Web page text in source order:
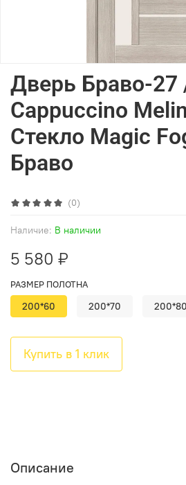
(0)
Наличие: В наличии
Дверь Браво-27
Cappuccino
Стекло Magic
Браво
5 580 ₽
Купить в 1 клик
РАЗМЕР ПОЛОТНА
200*60 200*70 200*80
Описание